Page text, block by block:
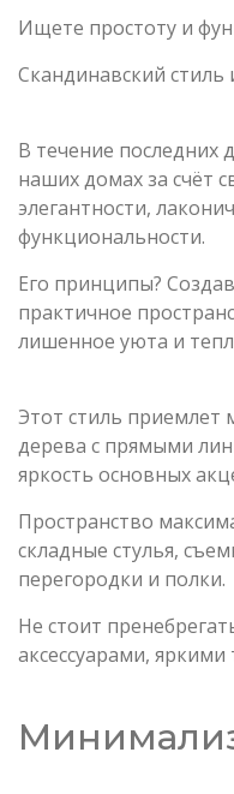
Ищете простоту и
Скандинавский
В течение последних
наших домах за счёт
элегантности,
функциональности.
Его принципы?
практичное
лишенное уюта и
Этот стиль приемлет
дерева с прямыми
яркость основных
Пространство
складные стулья,
перегородки и полки.
Не стоит
аксессуарами,